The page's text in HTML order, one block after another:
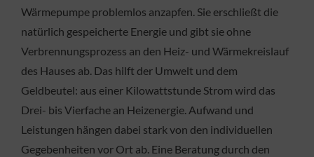
Wärmepumpe problemlos anzapfen. Sie erschließt die
natürlich gespeicherte Energie und gibt sie ohne
Verbrennungsprozess an den Heiz- und Wärmekreislauf
des Hauses ab. Das hilft der Umwelt und dem
Geldbeutel: aus einer Kilowattstunde Strom wird das
Drei- bis Vierfache an Heizenergie. Aufwand und
Leistungen hängen dabei stark von den individuellen
Gegebenheiten vor Ort ab. Eine Beratung durch den